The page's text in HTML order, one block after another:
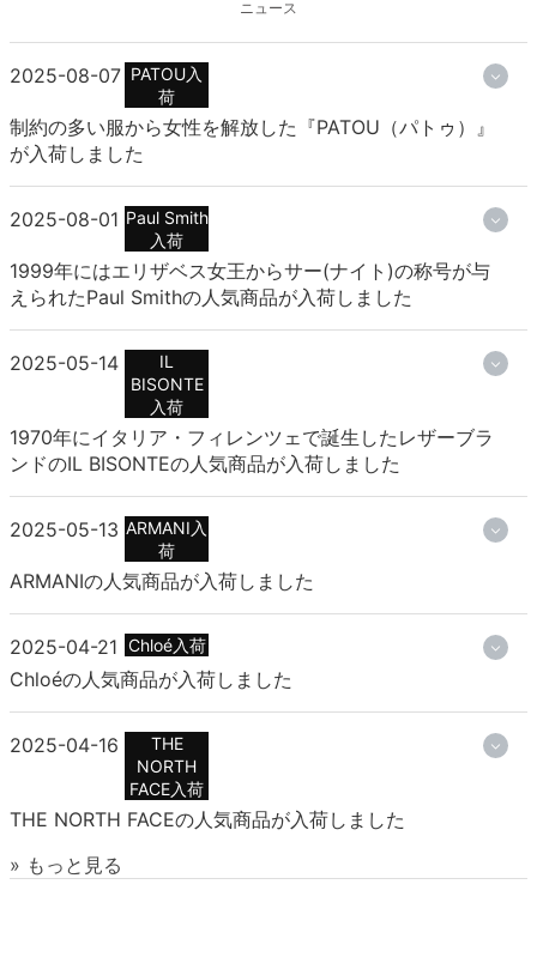
ニュース
2025-08-07 PATOU入
荷
制約の多い服から女性を解放した『PATOU（パトゥ）』
が入荷しました
2025-08-01 Paul Smith
入荷
1999年にはエリザベス女王からサー(ナイト)の称号が与
えられたPaul Smithの人気商品が入荷しました
2025-05-14
IL
BISONTE
入荷
1970年にイタリア・フィレンツェで誕生したレザーブラ
ンドのIL BISONTEの人気商品が入荷しました
2025-05-13 ARMANI入
荷
ARMANIの人気商品が入荷しました
2025-04-21 Chloé入荷
Chloéの人気商品が入荷しました
2025-04-16
THE
NORTH
FACE入荷
THE NORTH FACEの人気商品が入荷しました
» もっと見る